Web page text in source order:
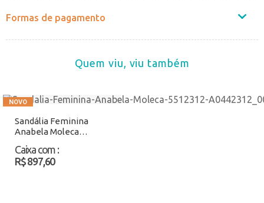
Formas de pagamento
Quem viu, viu também
Sandália Feminina
Anabela Moleca
Caixa com :
R$ 897,60